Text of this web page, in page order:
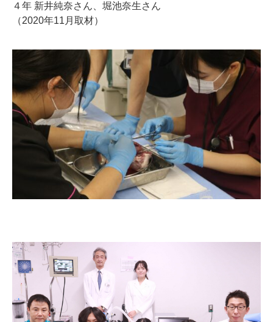
４年 新井純奈さん、堀池奈生さん
（2020年11月取材）